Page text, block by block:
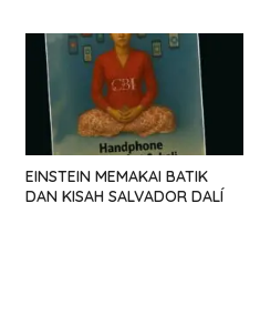
EINSTEIN MEMAKAI BATIK
DAN KISAH SALVADOR DALÍ